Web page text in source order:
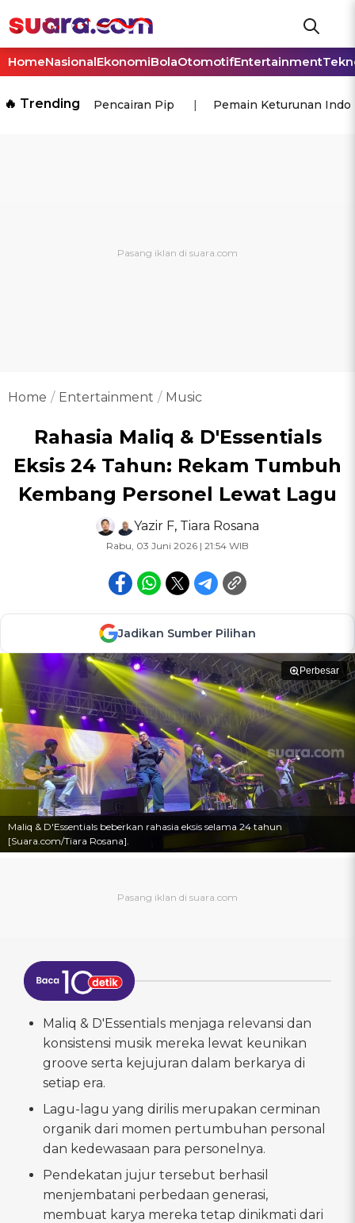
HomeNasionalEkonomiBolaOtomotifEntertainment
🔥 Trending Pencairan Pip Pemain Keturunan
Home Entertainment Music
Rahasia Maliq & D'Essentials
Eksis 24 Tahun: Rekam Tumbuh
Kembang Personel Lewat Lagu
Yazir F, Tiara Rosana
Rabu, 03 Juni 2026 | 21:54 WIB
Jadikan Sumber Pilihan
Perbesar
Maliq & D'Essentials beberkan rahasia eksis selama 24 tahun
[Suara.com/Tiara Rosana].
Maliq & D'Essentials menjaga relevansi dan
konsistensi musik mereka lewat keunikan
groove serta kejujuran dalam berkarya di
setiap era.
Lagu-lagu yang dirilis merupakan cerminan
organik dari momen pertumbuhan personal
dan kedewasaan para personelnya.
Pendekatan jujur tersebut berhasil
menjembatani perbedaan generasi,
membuat karya mereka tetap dinikmati dari